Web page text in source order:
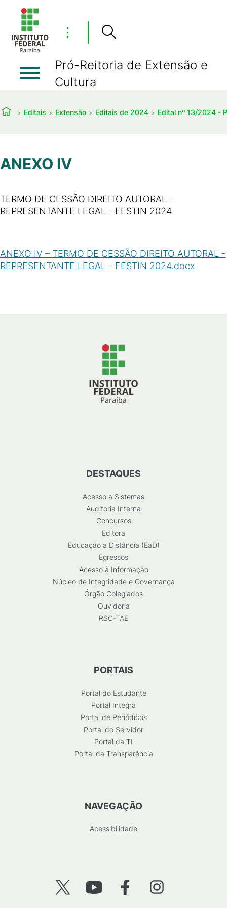
⋮
Pró-Reitoria de Extensão e
Cultura
Editais Extensão Editais de 2024 Edital nº 13/2024 -
ANEXO IV
TERMO DE CESSÃO DIREITO AUTORAL -
REPRESENTANTE LEGAL - FESTIN 2024
ANEXO IV – TERMO DE CESSÃO DIREITO AUTORAL -
REPRESENTANTE LEGAL - FESTIN 2024.docx
DESTAQUES
Acesso a Sistemas
Auditoria Interna
Concursos
Editora
Educação a Distância (EaD)
Egressos
Acesso à Informação
Núcleo de Integridade e Governança
Órgão Colegiados
Ouvidoria
RSC-TAE
PORTAIS
Portal do Estudante
Portal Integra
Portal de Periódicos
Portal do Servidor
Portal da TI
Portal da Transparência
NAVEGAÇÃO
Acessibilidade